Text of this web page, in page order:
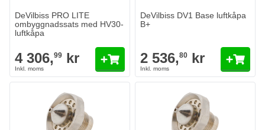
DeVilbiss PRO LITE
ombyggnadssats med HV30-
luftkåpa
4 306,99 kr
DeVilbiss DV1 Base luftkåpa
B+
2 536,80 kr